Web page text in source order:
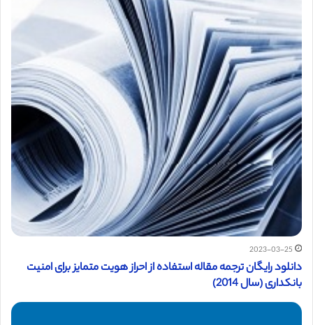
2023-03-25
دانلود رایگان ترجمه مقاله استفاده از احراز هویت متمایز برای امنیت
بانکداری (سال 2014)